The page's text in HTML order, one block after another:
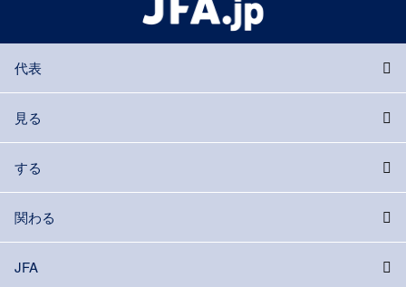
代表
見る
する
関わる
JFA